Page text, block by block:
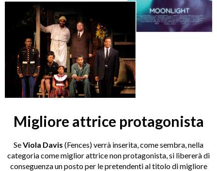
Migliore attrice protagonista
SeViola Davis (Fences) verrà inserita, come sembra, nella
categoria come miglior attrice non protagonista, si libererà di
conseguenza un posto per le pretendenti al titolo di migliore